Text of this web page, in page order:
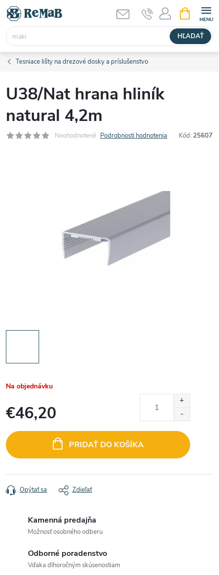
Prejsť
obsah
HĽADAŤ
KOŠÍK
Tesniace lišty na drezové dosky a príslušenstvo
U38/Nat hrana hliník
natural 4,2m
Neohodnotené Podrobnosti hodnotenia Kód: 25607
Na objednávku
€46,20
cena:
PRIDAŤ DO KOŠÍKA
Opýtať sa Zdieľať
Kamenná predajňa
Možnosť osobného odberu
Odborné poradenstvo
Vďaka dlhoročným skúsenostiam